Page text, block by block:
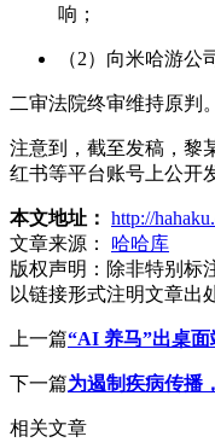
响；
（2）向米哈游公
二审法院终审维持原判。
注意到，截至发稿，黎
红书等平台账号上公开
本文地址： http://
文章来源：
哈哈库
版权声明： 除非特别标
以链接形式注明文章出
上一篇“AI 养马”出桌面
下一篇为遏制疾病传播
相关文章